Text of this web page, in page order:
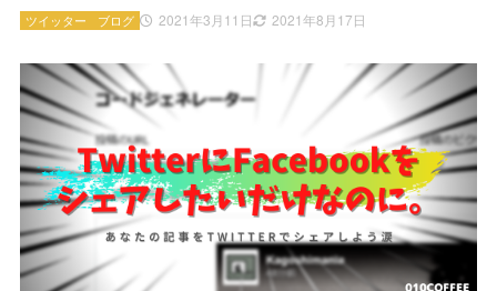
2021年3月11日 2021年8月17日
ツイッター ブログ